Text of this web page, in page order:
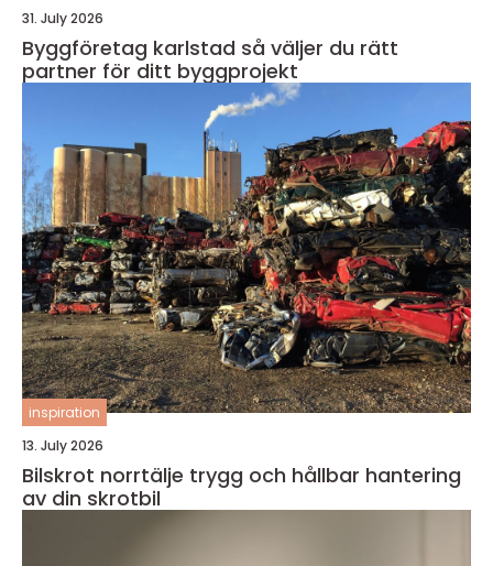
31. July 2026
Byggföretag karlstad så väljer du rätt
partner för ditt byggprojekt
inspiration
13. July 2026
Bilskrot norrtälje trygg och hållbar hantering
av din skrotbil